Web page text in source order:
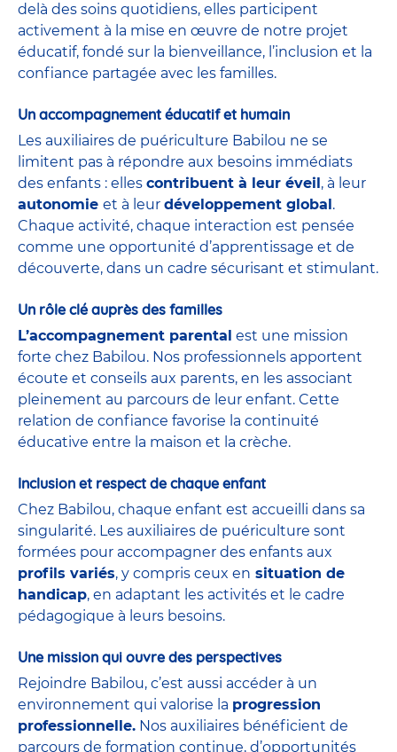
delà des soins quotidiens, elles participent
activement à la mise en œuvre de notre projet
éducatif, fondé sur la bienveillance, l’inclusion et la
confiance partagée avec les familles.
Un accompagnement éducatif et humain
Les auxiliaires de puériculture Babilou ne se
limitent pas à répondre aux besoins immédiats
des enfants : elles contribuent à leur éveil , à leur
autonomie et à leur développement global .
Chaque activité, chaque interaction est pensée
comme une opportunité d’apprentissage et de
découverte, dans un cadre sécurisant et stimulant.
Un rôle clé auprès des familles
L’accompagnement parental est une mission
forte chez Babilou. Nos professionnels apportent
écoute et conseils aux parents, en les associant
pleinement au parcours de leur enfant. Cette
relation de confiance favorise la continuité
éducative entre la maison et la crèche.
Inclusion et respect de chaque enfant
Chez Babilou, chaque enfant est accueilli dans sa
singularité. Les auxiliaires de puériculture sont
formées pour accompagner des enfants aux
profils variés, y compris ceux en situation de
handicap, en adaptant les activités et le cadre
pédagogique à leurs besoins.
Une mission qui ouvre des perspectives
Rejoindre Babilou, c’est aussi accéder à un
environnement qui valorise la progression
professionnelle. Nos auxiliaires bénéficient de
parcours de formation continue, d’opportunités